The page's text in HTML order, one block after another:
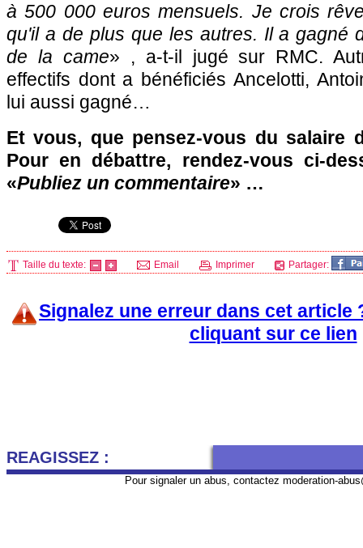
à 500 000 euros mensuels. Je crois
qu'il a de plus que les autres. Il a gagné
de la came» , a-t-il jugé sur RMC.
effectifs dont a bénéficiés Ancelotti,
lui aussi gagné…
Et vous, que pensez-vous du salaire
Pour en débattre, rendez-vous ci-
«Publiez un commentaire» …
Taille du texte: Email Imprimer Partager:
Signalez une erreur dans cet article
cliquant sur ce lien
REAGISSEZ :
Pour signaler un abus, contactez moderation-